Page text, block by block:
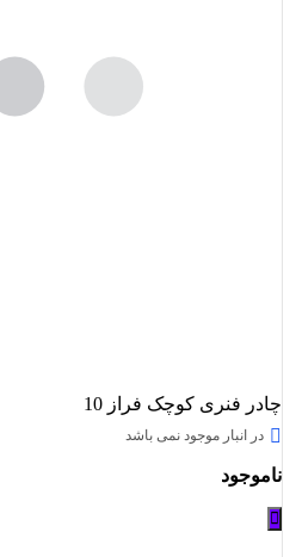
چادر فنری کوچک فراز 10
در انبار موجود نمی باشد
ناموجود